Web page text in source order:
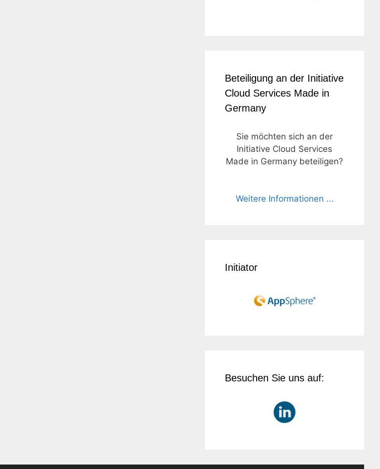
Beteiligung an der Initiative
Cloud Services Made in
Germany
Sie möchten sich an der
Initiative Cloud Services
Made in Germany beteiligen?
Weitere Informationen ...
Initiator
Besuchen Sie uns auf: